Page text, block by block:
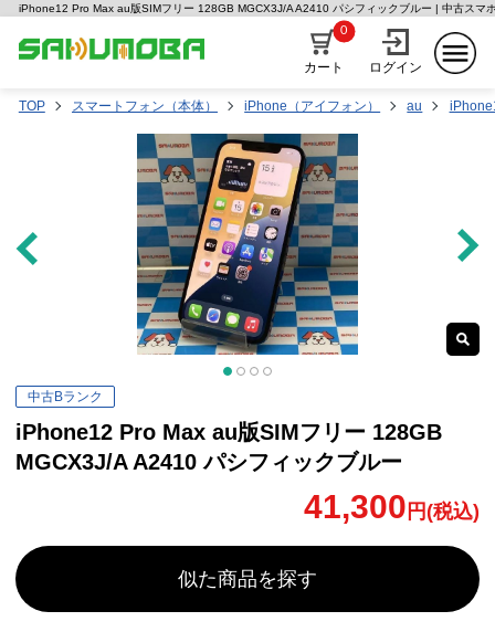
iPhone12 Pro Max au版SIMフリー 128GB MGCX3J/A A2410 パシフィックブルー | 中古スマ
カート
0
ログイン
TOP スマートフォン（本体） iPhone（アイフォン） au
中古Bランク
iPhone12 Pro Max au版SIMフリー 128GB
MGCX3J/A A2410 パシフィックブルー
41,300 円(税込)
似た商品を探す